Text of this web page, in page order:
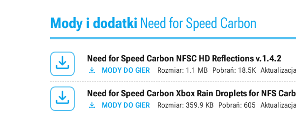
Mody i dodatki Need for Speed Carbon
 Need for Speed Carbon NFSC HD Reflections v.1.4.2
 MODY DO GIER Rozmiar: 1.1 MB Pobrań: 18.5K Aktualizacja
 Need for Speed Carbon Xbox Rain Droplets for NFS
 MODY DO GIER Rozmiar: 359.9 KB Pobrań: 605 Aktualizacja